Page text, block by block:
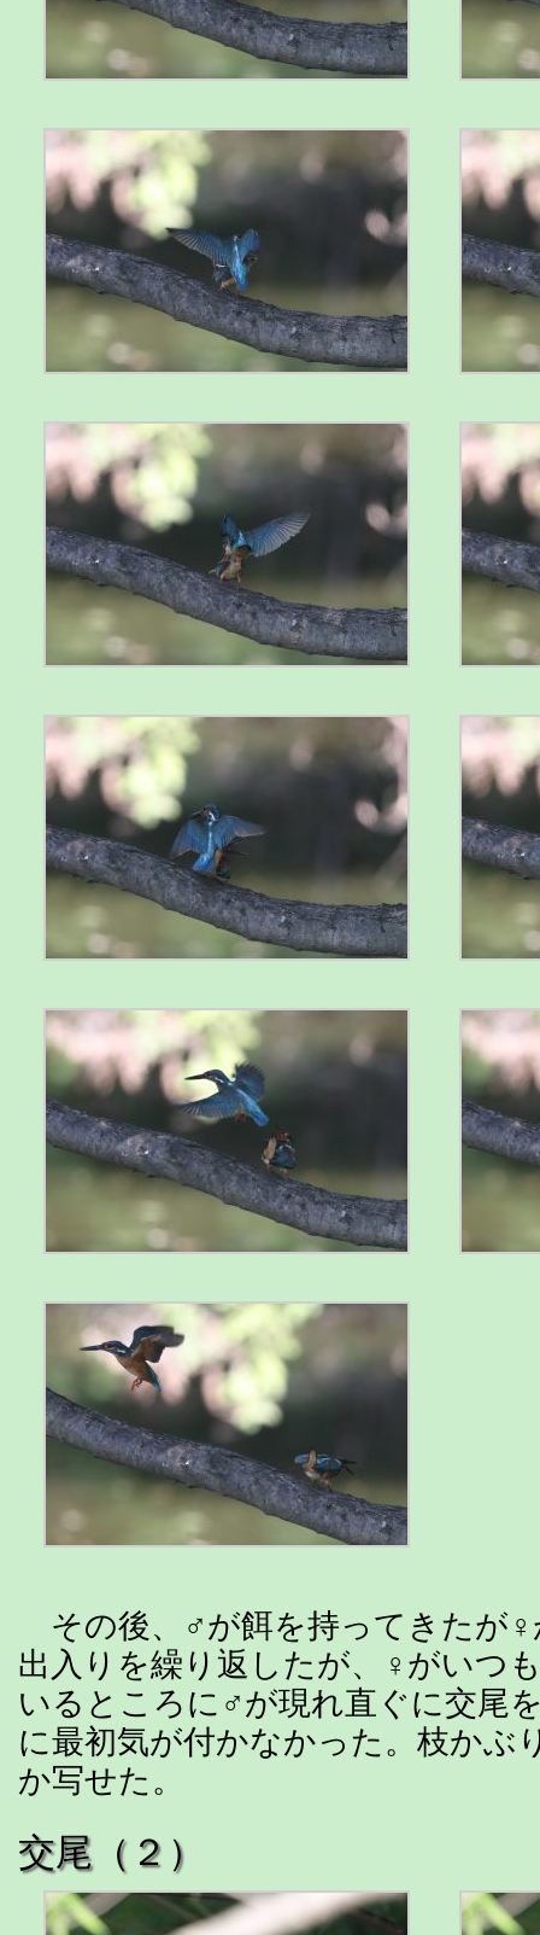
その後、♂が餌を持ってきたが♀
出入りを繰り返したが、♀がいつ
いるところに♂が現れ直ぐに交尾
に最初気が付かなかった。枝かぶ
か写せた。
交尾（２）